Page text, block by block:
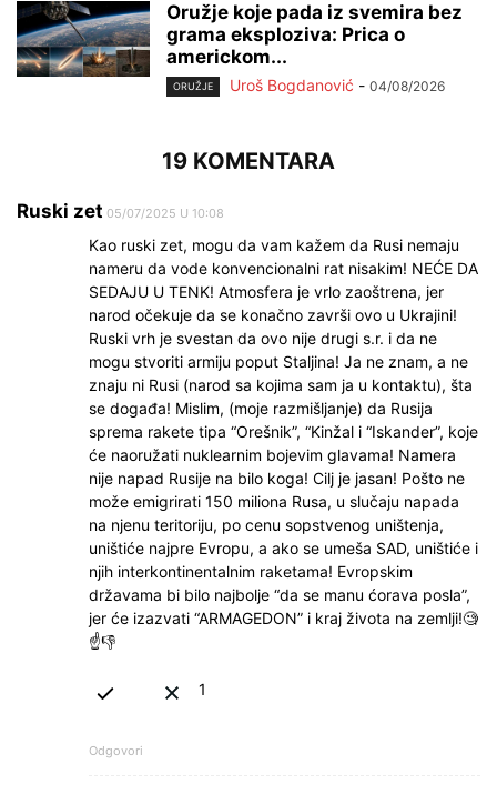
Oružje koje pada iz svemira bez
grama eksploziva: Prica o
americkom...
ORUŽJE Uroš Bogdanović - 04/08/2026
19 KOMENTARA
Ruski zet 05/07/2025 U 10:08
Kao ruski zet, mogu da vam kažem da Rusi nemaju
nameru da vode konvencionalni rat nisakim! NEĆE DA
SEDAJU U TENK! Atmosfera je vrlo zaoštrena, jer
narod očekuje da se konačno završi ovo u Ukrajini!
Ruski vrh je svestan da ovo nije drugi s.r. i da ne
mogu stvoriti armiju poput Staljina! Ja ne znam, a ne
znaju ni Rusi (narod sa kojima sam ja u kontaktu), šta
se događa! Mislim, (moje razmišljanje) da Rusija
sprema rakete tipa “Orešnik”, “Kinžal i “Iskander”, koje
će naoružati nuklearnim bojevim glavama! Namera
nije napad Rusije na bilo koga! Cilj je jasan! Pošto ne
može emigrirati 150 miliona Rusa, u slučaju napada
na njenu teritoriju, po cenu sopstvenog uništenja,
uništiće najpre Evropu, a ako se umeša SAD, uništiće i
njih interkontinentalnim raketama! Evropskim
državama bi bilo najbolje “da se manu ćorava posla”,
jer će izazvati “ARMAGEDON” i kraj života na zemlji!🧐
☝👎
1
Odgovori